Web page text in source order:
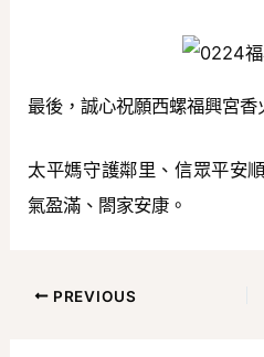
最後，誠心祝願西螺福興宮香
太平媽守護鄰里、信眾平安
氣盈滿、閤家安康。
PREVIOUS